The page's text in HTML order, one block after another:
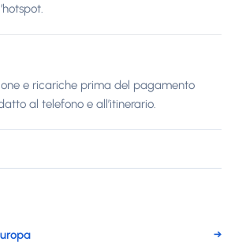
e ricariche prima del pagamento
al telefono e all’itinerario.
→